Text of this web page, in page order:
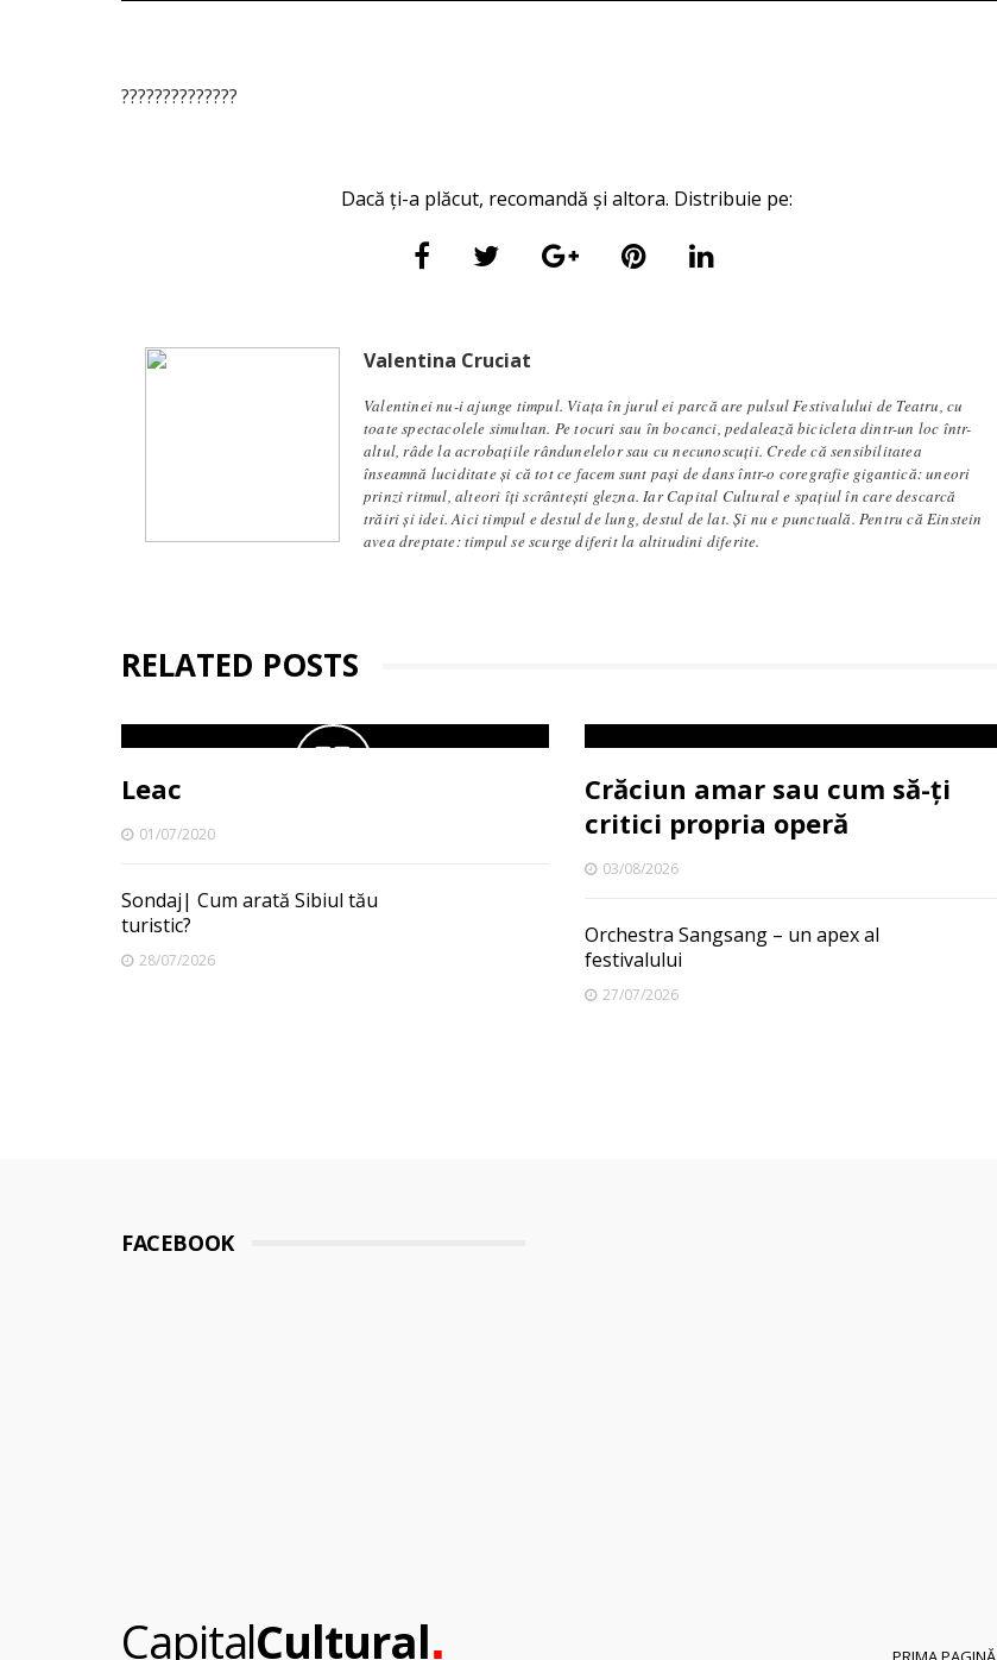
??????????????
Dacă ți-a plăcut, recomandă și altora. Distribuie pe:
Valentina Cruciat
Valentinei nu-i ajunge timpul. Viața în jurul ei parcă are pulsul Festivalului de Teatru, cu
toate spectacolele simultan. Pe tocuri sau în bocanci, pedalează bicicleta dintr-un loc într-
altul, râde la acrobațiile rândunelelor sau cu necunoscuții. Crede că sensibilitatea
înseamnă luciditate și că tot ce facem sunt pași de dans într-o coregrafie gigantică: uneori
prinzi ritmul, alteori îți scrântești glezna. Iar Capital Cultural e spațiul în care descarcă
trăiri și idei. Aici timpul e destul de lung, destul de lat. Și nu e punctuală. Pentru că Einstein
avea dreptate: timpul se scurge diferit la altitudini diferite.
RELATED POSTS
Leac
01/07/2020
Sondaj| Cum arată Sibiul tău
turistic?
28/07/2026
Crăciun amar sau cum să-ți
critici propria operă
03/08/2026
Orchestra Sangsang – un apex al
festivalului
27/07/2026
FACEBOOK
CapitalCultural.